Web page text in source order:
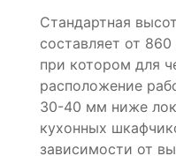
Стандартная
составляет от
при котором для
расположение
30-40 мм ниже
кухонных
зависимости от